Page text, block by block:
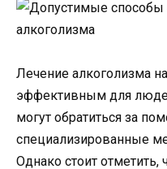
Лечение алкоголизма
эффективным для
могут обратиться за
специализированные
Однако стоит отметить,